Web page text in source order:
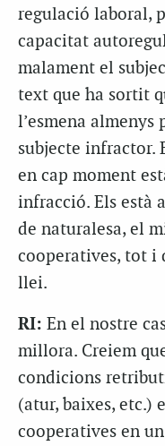
regulació laboral,
capacitat
malament el
text que ha sortit
l’esmena
subjecte infractor.
en cap moment
infracció. Els està
de naturalesa, el
cooperatives, tot i
llei.
RI: En el nostre
millora. Creiem
condicions
(atur, baixes, etc.)
cooperatives en